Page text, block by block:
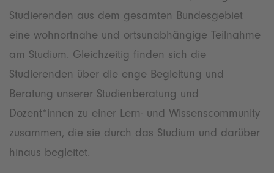
Studierenden aus dem gesamten Bundesgebiet
eine wohnortnahe und ortsunabhängige Teilnahme
am Studium. Gleichzeitig finden sich die
Studierenden über die enge Begleitung und
Beratung unserer Studienberatung und
Dozent*innen zu einer Lern- und Wissenscommunity
zusammen, die sie durch das Studium und darüber
hinaus begleitet.